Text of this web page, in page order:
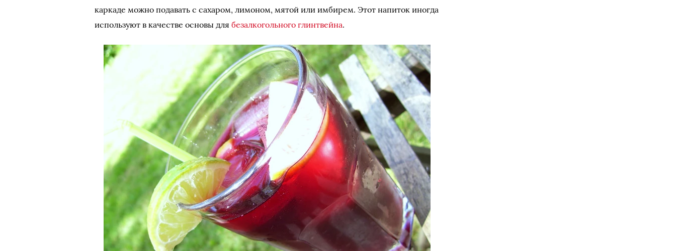
каркаде можно подавать с сахаром, лимоном, мятой или имбирем. Этот напиток иногда
используют в качестве основы длябезалкогольного глинтвейна.